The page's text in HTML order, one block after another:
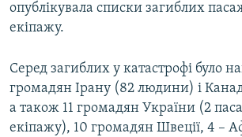
опублікувала списки загиблих
екіпажу.
Серед загиблих у катастрофі було
громадян Ірану (82 людини) і
а також 11 громадян України (2
екіпажу), 10 громадян Швеції, 4 –